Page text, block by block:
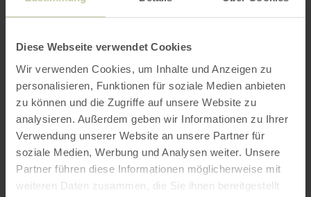
Diese Webseite verwendet Cookies
Wir verwenden Cookies, um Inhalte und Anzeigen zu
personalisieren, Funktionen für soziale Medien anbieten
zu können und die Zugriffe auf unsere Website zu
analysieren. Außerdem geben wir Informationen zu Ihrer
Verwendung unserer Website an unsere Partner für
soziale Medien, Werbung und Analysen weiter. Unsere
Partner führen diese Informationen möglicherweise mit
weiteren Daten zusammen, die Sie ihnen bereitgestellt
Anfahrt von:
ROUTE PLANEN